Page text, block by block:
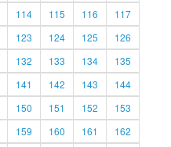
114 115 116
117
123 124 125
126
132 133 134
135
141 142 143
144
150 151 152
153
159 160 161
162